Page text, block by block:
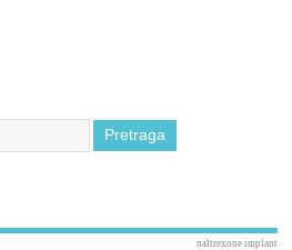
naltrexone implant